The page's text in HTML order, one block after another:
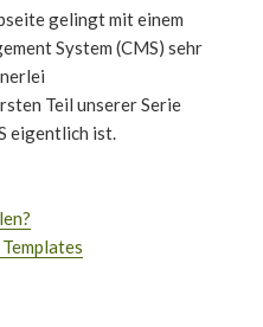
gelingt mit einem
System (CMS) sehr
Teil unserer Serie
eigentlich ist.